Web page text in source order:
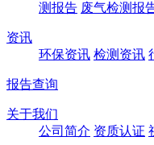
测报告 废气检测报
资讯
环保资讯 检测资讯
报告查询
关于我们
公司简介 资质认证